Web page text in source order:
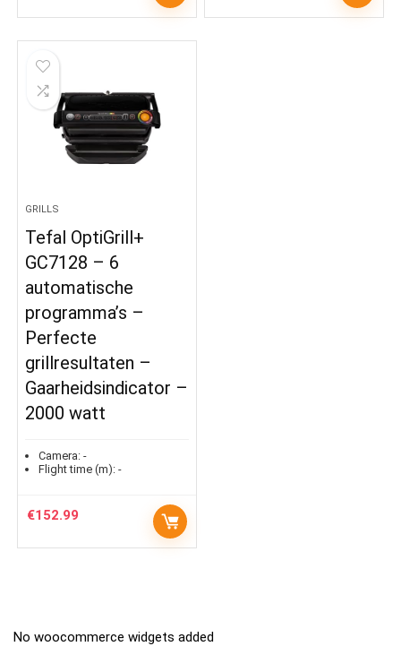
GRILLS
Tefal OptiGrill+
GC7128 – 6
automatische
programma’s –
Perfecte
grillresultaten –
Gaarheidsindicator –
2000 watt
Camera: -
Flight time (m): -
€152.99
No woocommerce widgets added